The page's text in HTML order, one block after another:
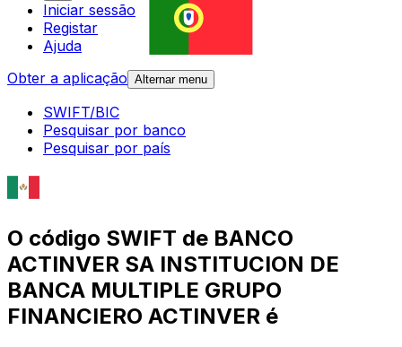
Iniciar sessão
Registar
Ajuda
Obter a aplicação Alternar menu
SWIFT/BIC
Pesquisar por banco
Pesquisar por país
O código SWIFT de BANCO
ACTINVER SA INSTITUCION DE
BANCA MULTIPLE GRUPO
FINANCIERO ACTINVER é